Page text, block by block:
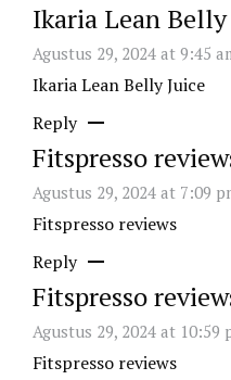
Ikaria Lean
Agustus 29, 2024 at 9:45
Ikaria Lean Belly Juice
Reply
Fitspresso
Agustus 29, 2024 at 7:09
Fitspresso reviews
Reply
Fitspresso
Agustus 29, 2024 at 10:59
Fitspresso reviews